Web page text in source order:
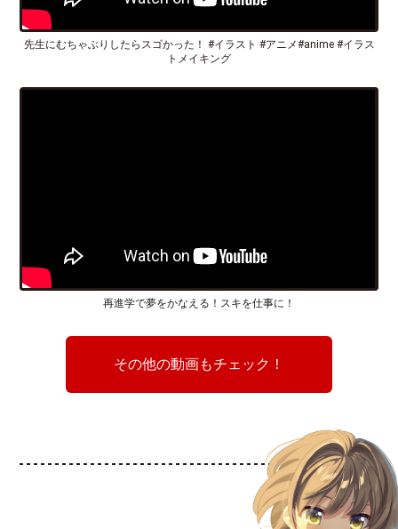
先生にむちゃぶりしたらスゴかった！ #イラスト #アニメ#anime #イラス
トメイキング
再進学で夢をかなえる！スキを仕事に！
その他の動画もチェック！